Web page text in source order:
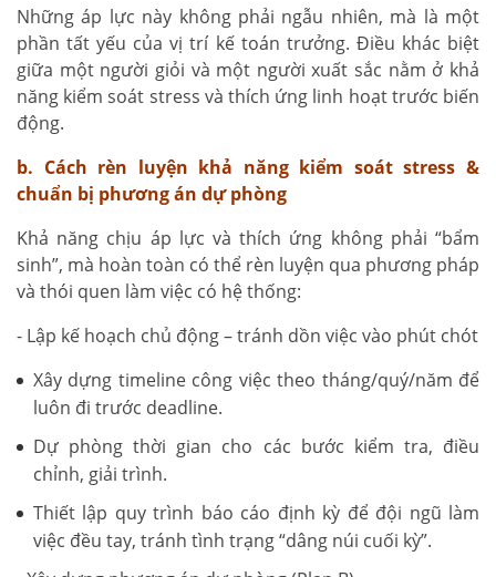
Những áp lực này không phải ngẫu nhiên, mà là một
phần tất yếu của vị trí kế toán trưởng. Điều khác biệt
giữa một người giỏi và một người xuất sắc nằm ở khả
năng kiểm soát stress và thích ứng linh hoạt trước biến
động.
b. Cách rèn luyện khả năng kiểm soát stress &
chuẩn bị phương án dự phòng
Khả năng chịu áp lực và thích ứng không phải “bẩm
sinh”, mà hoàn toàn có thể rèn luyện qua phương pháp
và thói quen làm việc có hệ thống:
- Lập kế hoạch chủ động – tránh dồn việc vào phút chót
Xây dựng timeline công việc theo tháng/quý/năm để
luôn đi trước deadline.
Dự phòng thời gian cho các bước kiểm tra, điều
chỉnh, giải trình.
Thiết lập quy trình báo cáo định kỳ để đội ngũ làm
việc đều tay, tránh tình trạng “dâng núi cuối kỳ”.